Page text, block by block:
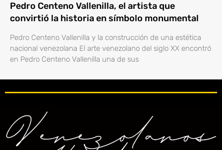
Pedro Centeno Vallenilla, el artista que
convirtió la historia en símbolo monumental
Pedro Centeno Vallenilla y la construcción de una estética
nacional venezolana El arte venezolano del siglo XX encontró
en Pedro Centeno Vallenilla una de sus